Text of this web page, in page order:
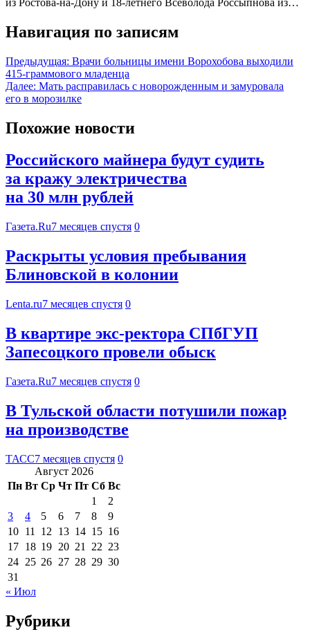
Навигация по записям
Предыдущая: Врачи больницы имени Ворохобова выходили
415-граммового младенца
Далее: Мать расправилась с новорожденным и замуровала
его в морозилке
Похожие новости
Российского майнера будут судить
за кражу электричества
на 30 млн рублей
Газета.Ru7 месяцев спустя 0
Раскрыты условия пребывания
Блиновской в колонии
Lenta.ru7 месяцев спустя 0
В квартире экс-ректора СПбГУП
Запесоцкого провели обыск
Газета.Ru7 месяцев спустя 0
В Тульской области потушили пожар
на производстве
ТАСС7 месяцев спустя 0
Август 2026
Пн Вт Ср Чт Пт Сб Вс
1
2
3
4 5 6 7 8
9
10 11 12 13 14 15 16
17 18 19 20 21 22 23
24 25 26 27 28 29 30
31
« Июл
Рубрики